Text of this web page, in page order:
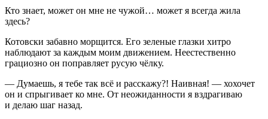
Кто знает, может он мне не чужой… может я всегда жила
здесь?
Котовски забавно морщится. Его зеленые глазки хитро
наблюдают за каждым моим движением. Неестественно
грациозно он поправляет русую чёлку.
— Думаешь, я тебе так всё и расскажу?! Наивная! — хохочет
он и спрыгивает ко мне. От неожиданности я вздрагиваю
и делаю шаг назад.